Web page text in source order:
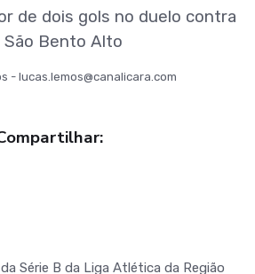
de dois gols no duelo contra
São Bento Alto
- lucas.lemos@canalicara.com
Série B da Liga Atlética da Região